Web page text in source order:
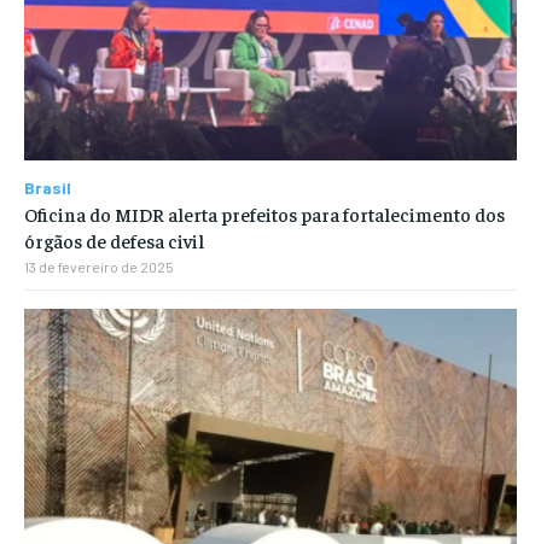
Brasil
Oficina do MIDR alerta prefeitos para fortalecimento dos
órgãos de defesa civil
13 de fevereiro de 2025